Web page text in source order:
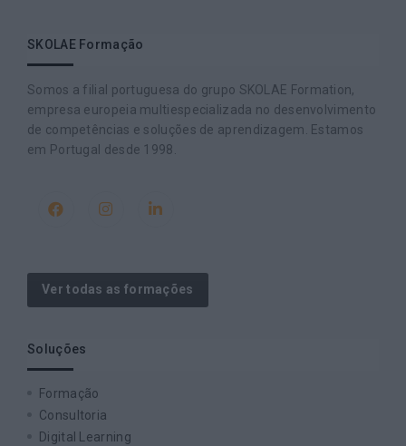
SKOLAE Formação
Somos a filial portuguesa do grupo SKOLAE Formation,
empresa europeia multiespecializada no desenvolvimento
de competências e soluções de aprendizagem. Estamos
em Portugal desde 1998.
Ver todas as formações
Soluções
Formação
Consultoria
Digital Learning